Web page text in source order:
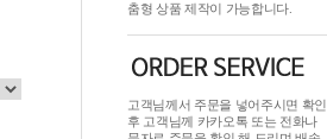
춤형 상품 제작이 가능합니다.
고객님께서 주문을 넣어주시면 확인
후 고객님께 카카오톡 또는 전화나